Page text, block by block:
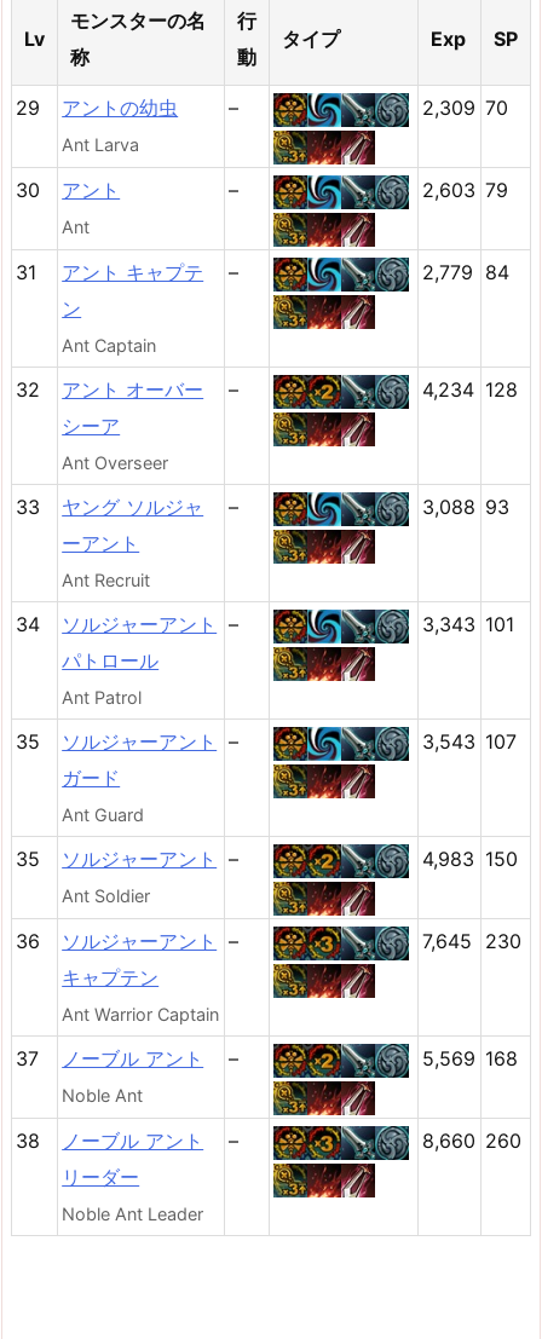
Lv
モンスターの名
称
行
動
タイプ Exp SP
29 アントの幼虫
Ant Larva
– 2,309 70
30 アント
Ant
– 2,603 79
31
アント キャプテ
ン
Ant Captain
– 2,779 84
32
アント オーバー
シーア
Ant Overseer
– 4,234 128
33
ヤング ソルジャ
ーアント
Ant Recruit
– 3,088 93
34
ソルジャーアント
パトロール
Ant Patrol
– 3,343 101
35
ソルジャーアント
ガード
Ant Guard
– 3,543 107
35 ソルジャーアント
Ant Soldier
– 4,983 150
36
ソルジャーアント
キャプテン
Ant Warrior Captain
– 7,645 230
37 ノーブル アント
Noble Ant
– 5,569 168
38
ノーブル アント
リーダー
Noble Ant Leader
– 8,660 260